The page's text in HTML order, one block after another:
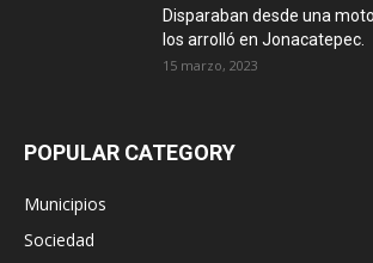
Disparaban desde una
los arrolló en Jonacatepec.
15 marzo, 2023
POPULAR CATEGORY
Municipios
Sociedad